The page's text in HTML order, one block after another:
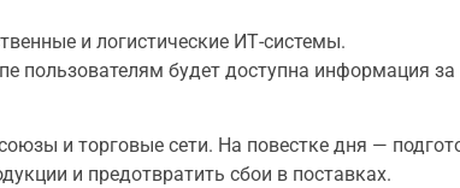
и логистические ИТ-системы.
пользователям будет доступна информация за
и торговые сети. На повестке дня —
и предотвратить сбои в поставках.